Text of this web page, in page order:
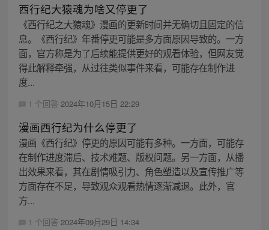
西行纪大猿魂为啥又停更了
《西行纪之大猿魂》漫画的更新时间并无确切且固定的信
息。《西行纪》年番停更可能是多方面原因导致的。一方
面，官方称是为了后续能提供更好的观看体验，但网友觉
得此解释牵强，从过往类似事件来看，可能存在制作进
度...
1 个回答 2024年10月15日 22:29
漫画西行纪为什么停更了
漫画《西行纪》停更的原因可能有多种。一方面，可能存
在制作进度滞后、技术难题、版权问题。另一方面，从播
出效果来看，其在剧情吸引力、角色塑造以及宣传推广等
方面存在不足，导致观众观看热情逐渐减退。此外，官
方...
1 个回答 2024年09月29日 14:34